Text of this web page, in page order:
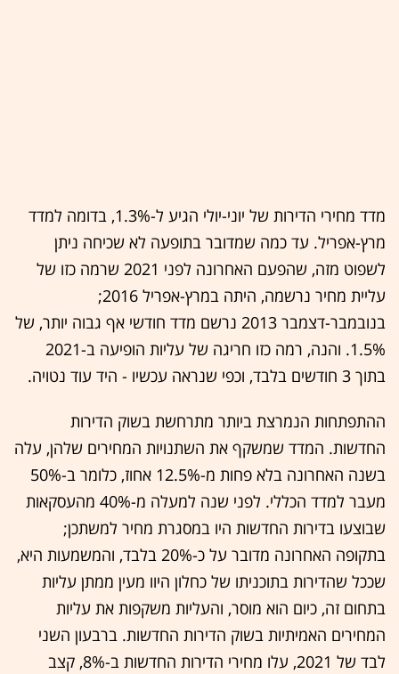
מדד מחירי הדירות של יוני-יולי הגיע ל-1.3%, בדומה למדד
מרץ-אפריל. עד כמה שמדובר בתופעה לא שכיחה ניתן
לשפוט מזה, שהפעם האחרונה לפני 2021 שרמה כזו של
עליית מחיר נרשמה, היתה במרץ-אפריל 2016;
בנובמבר-דצמבר 2013 נרשם מדד חודשי אף גבוה יותר, של
1.5%. והנה, רמה כזו חריגה של עליות הופיעה ב-2021
בתוך 3 חודשים בלבד, וכפי שנראה עכשיו - היד עוד נטויה.
ההתפתחות הנמרצת ביותר מתרחשת בשוק הדירות
החדשות. המדד שמשקף את השתנויות המחירים שלהן, עלה
בשנה האחרונה בלא פחות מ-12.5% אחוז, כלומר ב-50%
מעבר למדד הכללי. לפני שנה למעלה מ-40% מהעסקאות
שבוצעו בדירות החדשות היו במסגרת מחיר למשתכן;
בתקופה האחרונה מדובר על כ-20% בלבד, והמשמעות היא,
שככל שהדירות בתוכניתו של כחלון היוו מעין ממתן עליות
בתחום זה, כיום הוא מוסר, והעליות משקפות את עליות
המחירים האמיתיות בשוק הדירות החדשות. ברבעון השני
לבד של 2021, עלו מחירי הדירות החדשות ב-8%, קצב